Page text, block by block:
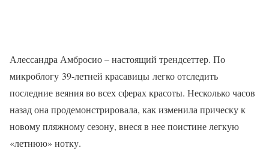
Алессандра Амбросио – настоящий трендсеттер. По
микроблогу 39-летней красавицы легко отследить
последние веяния во всех сферах красоты. Несколько часов
назад она продемонстрировала, как изменила прическу к
новому пляжному сезону, внеся в нее поистине легкую
«летнюю» нотку.